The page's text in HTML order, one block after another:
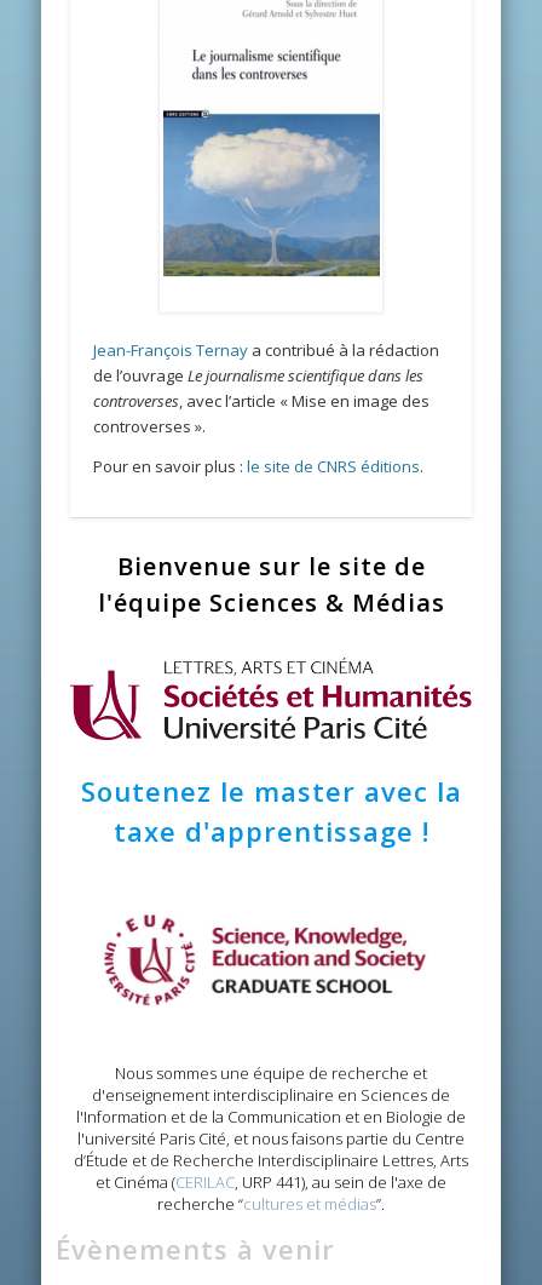
Jean-François Ternay a contribué à la rédaction
de l’ouvrageLe journalisme scientifique dans les
controverses, avec l’article « Mise en image des
controverses ».
Pour en savoir plus :le site de CNRS éditions.
Bienvenue sur le site de
l'équipe Sciences & Médias
Soutenez le master avec la
taxe d'apprentissage !
Nous sommes une équipe de recherche et
d'enseignement interdisciplinaire en Sciences de
l'Information et de la Communication et en Biologie de
l'université Paris Cité, et nous faisons partie du Centre
d’Étude et de Recherche Interdisciplinaire Lettres, Arts
et Cinéma (CERILAC, URP 441), au sein de l'axe de
recherche “cultures et médias”.
Évènements à venir